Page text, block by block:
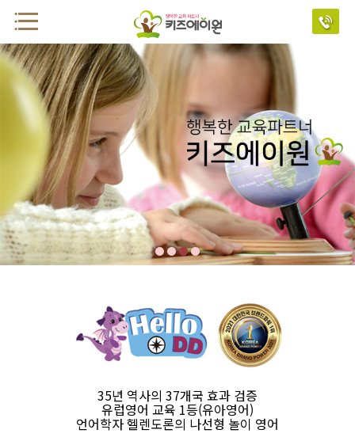
35년 역사의 37개국 효과 검증
유럽영어 교육 1등(유아영어)
언어학자 헬렌도론의 나선형 놀이 영어